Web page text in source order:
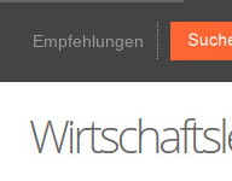
Empfehlungen